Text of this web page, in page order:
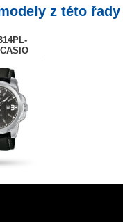
z této řady